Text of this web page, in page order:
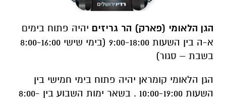
הגן הלאומי (פארק) הר גריזים יהיה פתוח בימים
א-ה בין השעות 9:00-18:00 (בימי שישי 8:00-16:00
בשבת – סגור)
הגן הלאומי קומראן יהיה פתוח בימי חמישי בין
השעות 10:00-19:00 . בשאר ימות השבוע בין 8:00-